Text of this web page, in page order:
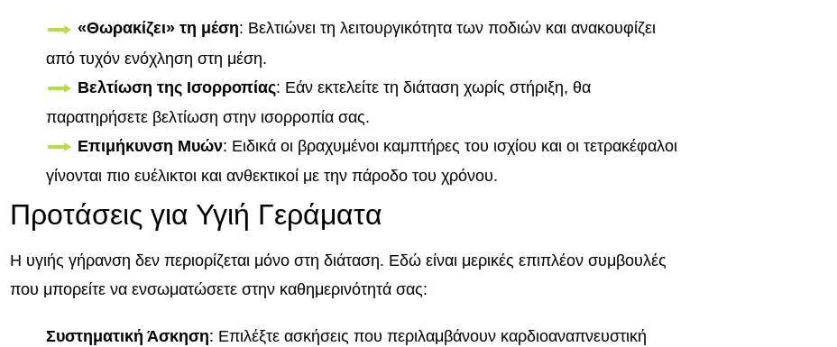
«Θωρακίζει» τη μέση: Βελτιώνει τη λειτουργικότητα των ποδιών και ανακουφίζει
από τυχόν ενόχληση στη μέση.
Βελτίωση της Ισορροπίας: Εάν εκτελείτε τη διάταση χωρίς στήριξη, θα
παρατηρήσετε βελτίωση στην ισορροπία σας.
Επιμήκυνση Μυών: Ειδικά οι βραχυμένοι καμπτήρες του ισχίου και οι τετρακέφαλοι
γίνονται πιο ευέλικτοι και ανθεκτικοί με την πάροδο του χρόνου.
Προτάσεις για Υγιή Γεράματα
Η υγιής γήρανση δεν περιορίζεται μόνο στη διάταση. Εδώ είναι μερικές επιπλέον συμβουλές
που μπορείτε να ενσωματώσετε στην καθημερινότητά σας:
Συστηματική Άσκηση: Επιλέξτε ασκήσεις που περιλαμβάνουν καρδιοαναπνευστική